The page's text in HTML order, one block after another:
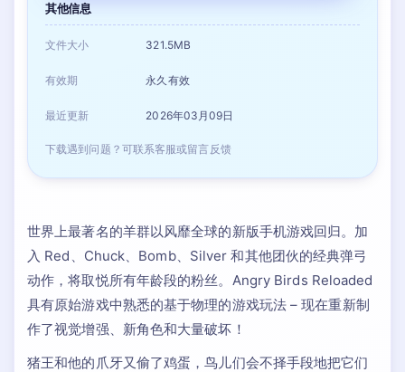
其他信息
文件大小 321.5MB
有效期 永久有效
最近更新 2026年03月09日
下载遇到问题？可联系客服或留言反馈
世界上最著名的羊群以风靡全球的新版手机游戏回归。加
入 Red、Chuck、Bomb、Silver 和其他团伙的经典弹弓
动作，将取悦所有年龄段的粉丝。Angry Birds Reloaded
具有原始游戏中熟悉的基于物理的游戏玩法 – 现在重新制
作了视觉增强、新角色和大量破坏！
猪王和他的爪牙又偷了鸡蛋，鸟儿们会不择手段地把它们